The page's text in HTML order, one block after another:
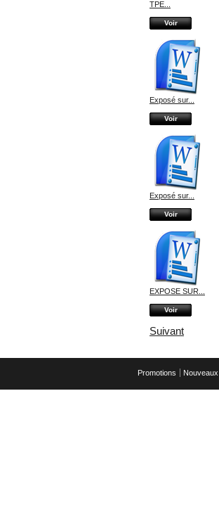
TPE...
Voir
Exposé sur...
Voir
Exposé sur...
Voir
EXPOSE SUR...
Voir
Suivant
Promotions